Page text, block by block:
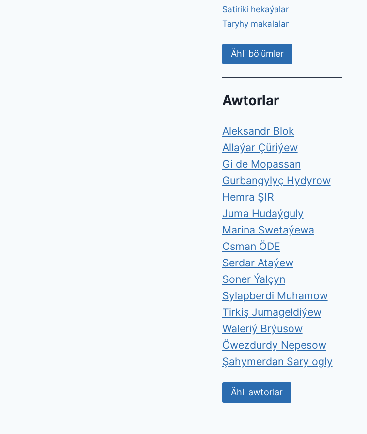
Satiriki hekaýalar
Taryhy makalalar
Ähli bölümler
Awtorlar
Aleksandr Blok
Allaýar Çüriýew
Gi de Mopassan
Gurbangylyç Hydyrow
Hemra ŞIR
Juma Hudaýguly
Marina Swetaýewa
Osman ÖDE
Serdar Ataýew
Soner Ýalçyn
Sylapberdi Muhamow
Tirkiş Jumageldiýew
Waleriý Brýusow
Öwezdurdy Nepesow
Şahymerdan Sary ogly
Ähli awtorlar